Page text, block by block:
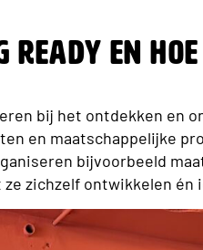
Ready en
bij het ontdekken en
en maatschappelijke
bijvoorbeeld
zichzelf ontwikkelen